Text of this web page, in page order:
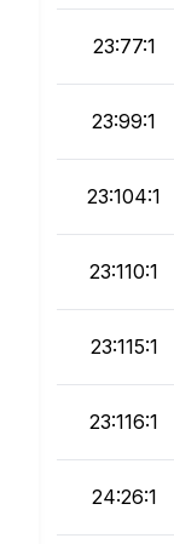
23:77:1
23:99:1
23:104:1
23:110:1
23:115:1
23:116:1
24:26:1